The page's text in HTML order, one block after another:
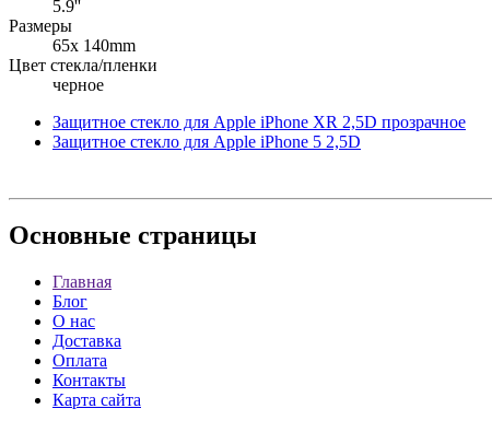
5.9''
Размеры
65x 140mm
Цвет стекла/пленки
черное
Защитное стекло для Apple iPhone XR 2,5D прозрачное
Защитное стекло для Apple iPhone 5 2,5D
Основные страницы
Главная
Блог
О нас
Доставка
Оплата
Контакты
Карта сайта